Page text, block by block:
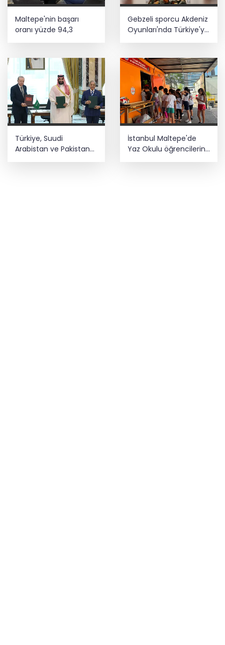
Maltepe'nin başarı
oranı yüzde 94,3
Gebzeli sporcu Akdeniz
Oyunları'nda Türkiye'yi
temsil edecek
Türkiye, Suudi
Arabistan ve Pakistan
İstanbul Maltepe'de
Yaz Okulu öğrencilerine